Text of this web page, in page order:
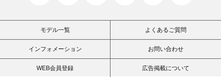
モデル一覧 よくあるご質問
インフォメーション お問い合わせ
WEB会員登録 広告掲載について